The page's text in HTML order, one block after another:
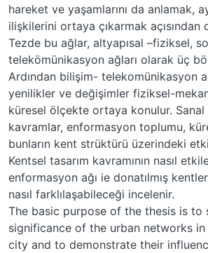
hareket ve yaşamlarını da anlamak,
ilişkilerini ortaya çıkarmak açısından
Tezde bu ağlar, altyapısal –fiziksel,
telekömünikasyon ağları olarak üç
Ardından bilişim- telekomünikasyon
yenilikler ve değişimler fiziksel-
küresel ölçekte ortaya konulur. Sanal
kavramlar, enformasyon toplumu,
bunların kent strüktürü üzerindeki
Kentsel tasarım kavramının nasıl
enformasyon ağı ie donatılmış
nasıl farklılaşabileceği incelenir.
The basic purpose of the thesis is
significance of the urban networks
city and to demonstrate their